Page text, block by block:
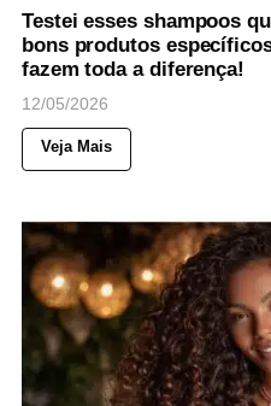
Testei esses shampoos
bons produtos
fazem toda a diferença!
12/05/2026
Veja Mais